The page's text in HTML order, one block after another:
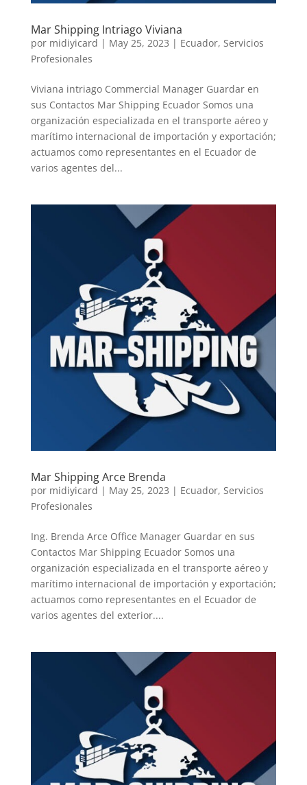
Mar Shipping Intriago Viviana
por midiyicard | May 25, 2023 | Ecuador, Servicios
Profesionales
Viviana intriago Commercial Manager Guardar en
sus Contactos Mar Shipping Ecuador Somos una
organización especializada en el transporte aéreo y
marítimo internacional de importación y exportación;
actuamos como representantes en el Ecuador de
varios agentes del...
Mar Shipping Arce Brenda
por midiyicard | May 25, 2023 | Ecuador, Servicios
Profesionales
Ing. Brenda Arce Office Manager Guardar en sus
Contactos Mar Shipping Ecuador Somos una
organización especializada en el transporte aéreo y
marítimo internacional de importación y exportación;
actuamos como representantes en el Ecuador de
varios agentes del exterior....